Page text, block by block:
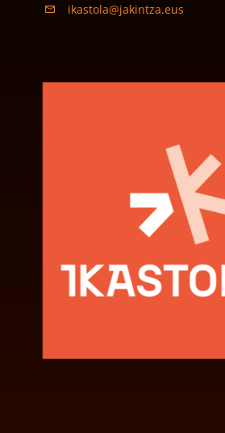
ikastola@jakintza.eus